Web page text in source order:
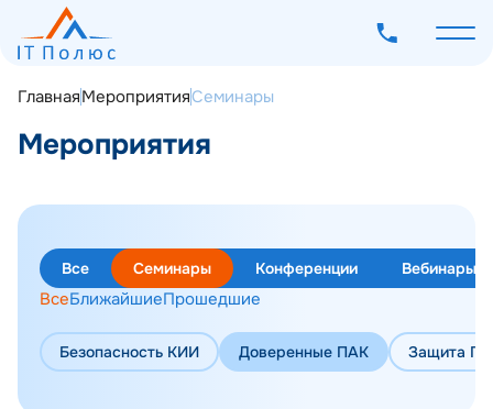
О компании
Программное обеспечение
Мероприятия
Блог
ГлавнаяМероприятияСеминары
Мероприятия
Все Семинары Конференции Вебинары
ВсеБлижайшиеПрошедшие
Безопасность КИИ Доверенные ПАК Защита